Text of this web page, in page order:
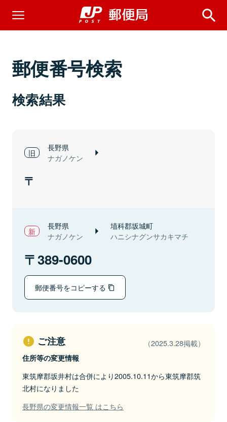
郵便番号検索
検索結果
長野県
ナガノケン
長野県
ナガノケン
埴科郡坂城町
ハニシナグンサカキマチ
389-0600
郵便番号をコピーする
ご注意 （2025.3.28掲載）
住所等の変更情報
東筑摩郡坂井村は合併により2005.10.11から東筑摩郡筑
北村になりました
長野県の変更情報一覧 はこちら